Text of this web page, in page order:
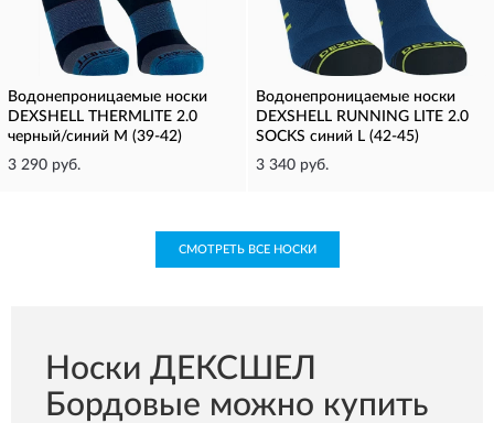
Водонепроницаемые носки
DEXSHELL THERMLITE 2.0
черный/синий M (39-42)
3 290 руб.
Водонепроницаемые носки
DEXSHELL RUNNING LITE 2.0
SOCKS синий L (42-45)
3 340 руб.
СМОТРЕТЬ ВСЕ НОСКИ
Носки ДЕКСШЕЛ
Бордовые можно купить